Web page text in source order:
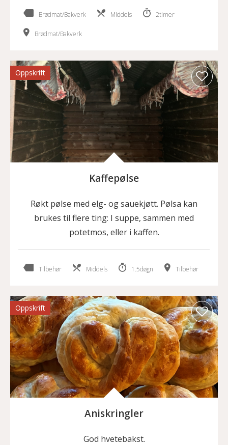
Brødmat/Bakverk Middels 2timer
Brødmat/Bakverk
Oppskrift
Kaffepølse
Røkt pølse med elg- og sauekjøtt. Pølsa kan
brukes til flere ting: I suppe, sammen med
potetmos, eller i kaffen.
Tilbehør Middels 1.5døgn Tilbehør
Oppskrift
Aniskringler
God hvetebakst.